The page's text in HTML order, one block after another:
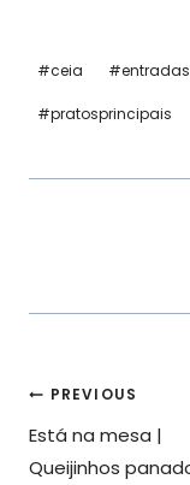
Post
#ceia #entradas
#pratosprincipais
de
PREVIOUS
Está na mesa |
Queijinhos